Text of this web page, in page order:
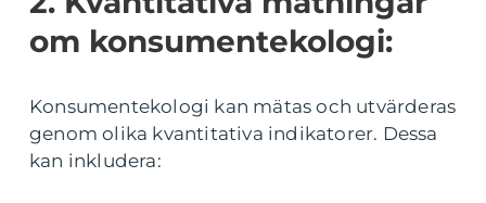
om konsumentekologi:
Konsumentekologi kan mätas och utvärderas
genom olika kvantitativa indikatorer. Dessa
kan inkludera: